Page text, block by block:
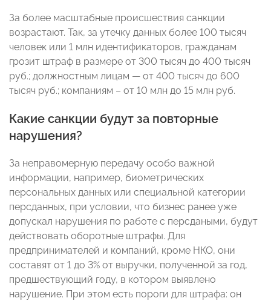
За более масштабные происшествия санкции
возрастают. Так, за утечку данных более 100 тысяч
человек или 1 млн идентификаторов, гражданам
грозит штраф в размере от 300 тысяч до 400 тысяч
руб.; должностным лицам — от 400 тысяч до 600
тысяч руб.; компаниям – от 10 млн до 15 млн руб.
Какие санкции будут за повторные
нарушения?
За неправомерную передачу особо важной
информации, например, биометрических
персональных данных или специальной категории
персданных, при условии, что бизнес ранее уже
допускал нарушения по работе с персдаными, будут
действовать оборотные штрафы. Для
предпринимателей и компаний, кроме НКО, они
составят от 1 до 3% от выручки, полученной за год,
предшествующий году, в котором выявлено
нарушение. При этом есть пороги для штрафа: он